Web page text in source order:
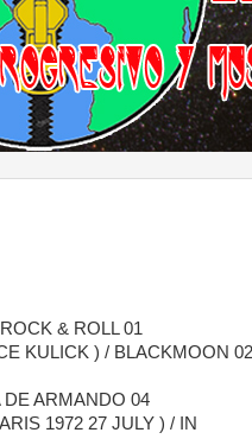
& ROLL 01
KULICK ) / BLACKMOON 02
DE ARMANDO 04
1972 27 JULY ) / IN